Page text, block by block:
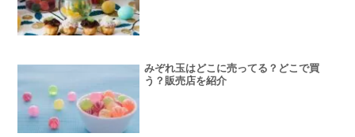
みぞれ玉はどこに売ってる？どこで買
う？販売店を紹介